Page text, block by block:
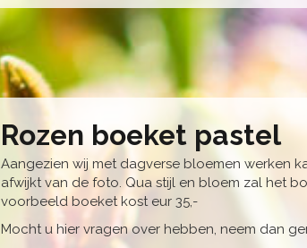
Rozen boeket pastel
Aangezien wij met dagverse bloemen werken
afwijkt van de foto. Qua stijl en bloem zal het
voorbeeld boeket kost eur 35,-
Mocht u hier vragen over hebben, neem dan